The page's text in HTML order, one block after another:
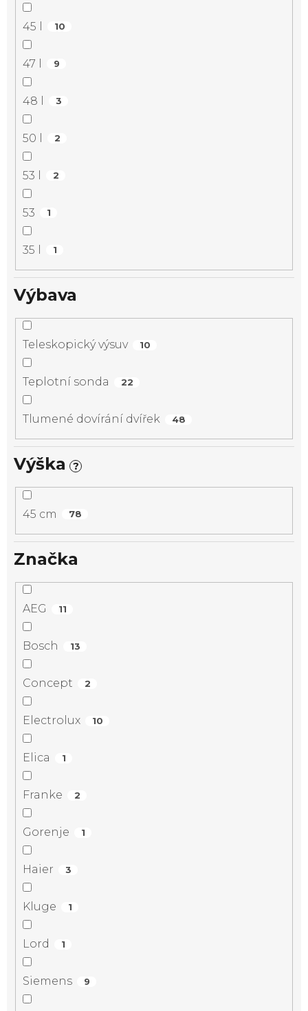
45 l 10
47 l 9
48 l 3
50 l 2
53 l 2
53 1
35 l 1
Výbava
Teleskopický výsuv 10
Teplotní sonda 22
Tlumené dovírání dvířek 48
Výška ?
45 cm 78
Značka
AEG 11
Bosch 13
Concept 2
Electrolux 10
Elica 1
Franke 2
Gorenje 1
Haier 3
Kluge 1
Lord 1
Siemens 9